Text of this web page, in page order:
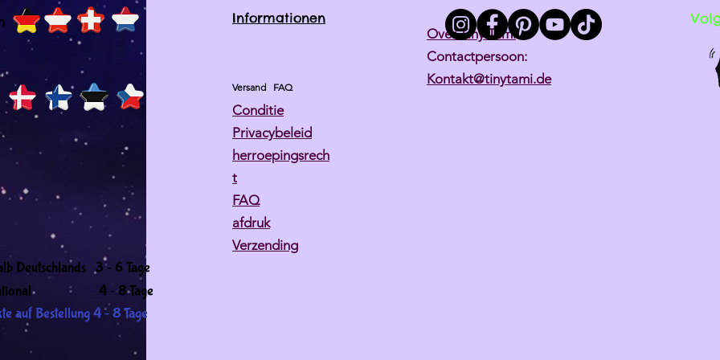
Deutschlands 3- 6 Tage
4 -8 Tage
Informationen
Versand FAQ
Conditie
Privacybeleid
herroepingsrech
t
FAQ
afdruk
Verzending
auf Bestellung 4 - 8 Tage
Over Tiny Tami
Contactpersoon:
Kontakt@tinytami.de